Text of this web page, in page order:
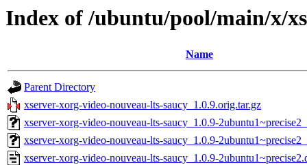
Index of /ubuntu/pool/main/x/
Name
Parent Directory
xserver-xorg-video-nouveau-lts-saucy_1.0.9.orig.tar.gz
xserver-xorg-video-nouveau-lts-saucy_1.0.9-
xserver-xorg-video-nouveau-lts-saucy_1.0.9-
xserver-xorg-video-nouveau-lts-saucy_1.0.9-